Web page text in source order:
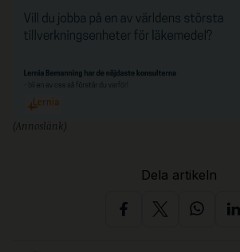
(Annoslänk)
Dela artikeln